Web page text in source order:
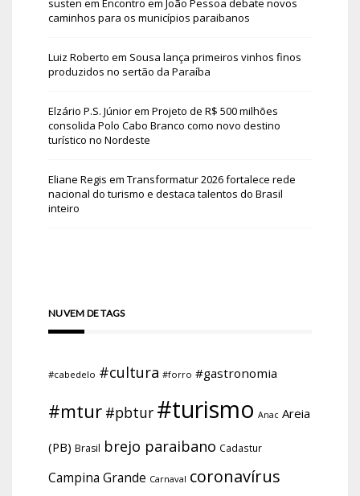
susten em Encontro em João Pessoa debate novos
caminhos para os municípios paraibanos
Luiz Roberto em Sousa lança primeiros vinhos finos
produzidos no sertão da Paraíba
Elzário P.S. Júniorem Projeto de R$ 500 milhões
consolida Polo Cabo Branco como novo destino
turístico no Nordeste
Eliane Regis em Transformatur 2026 fortalece rede
nacional do turismo e destaca talentos do Brasil
inteiro
NUVEM DE TAGS
#cabedelo #cultura #forro #gastronomia
#mtur #pbtur #turismo Anac Areia
(PB) Brasil brejo paraibano Cadastur
Campina Grande Carnaval coronavírus